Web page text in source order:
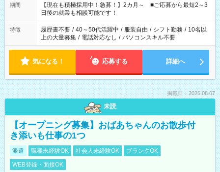
たくない」 など、ご希望を教えてくださいね。 ※Wワーク希望
の方へ 今ご覧のお仕事で希望する勤務時間と、もう1つのお仕事
の勤務時間。 合計で週40時間を超える場合は応募できません。
期間
【現在も積極採用中！急募！】2カ月～ ■ご応募から最短2～3
日後の就業も相談可能です！
特徴 履歴書不要 / 40～50代活躍中 / 服装自由 / シフト勤務 / 10名以
上の大量募集 / 電話対応なし / パソコンスキル不要
気になる！ 応募する 詳細へ
掲載日：2026.08.07
未読
【オープニング募集】おばあちゃんのお散歩付
き添いも仕事の1つ
派遣 職種未経験OK 社会人未経験OK
ブランクOK
WEB登録・面接OK